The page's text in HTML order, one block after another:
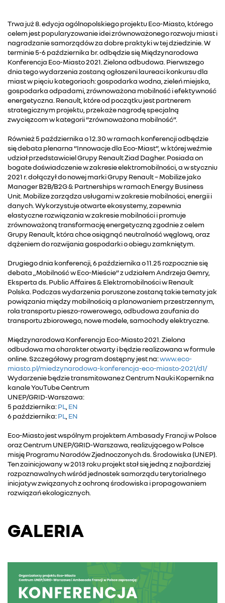
Trwa już 8. edycja ogólnopolskiego projektu Eco-Miasto, którego
celem jest popularyzowanie idei zrównoważonego rozwoju miast i
nagradzanie samorządów za dobre praktyki w tej dziedzinie. W
terminie 5-6 października br. odbędzie się Międzynarodowa
Konferencja Eco-Miasto 2021. Zielona odbudowa. Pierwszego
dnia tego wydarzenia zostaną ogłoszeni laureaci konkursu dla
miast w pięciu kategoriach: gospodarka wodna, zieleń miejska,
gospodarka odpadami, zrównoważona mobilność i efektywność
energetyczna. Renault, które od początku jest partnerem
strategicznym projektu, przekaże nagrodę specjalną
zwycięzcom w kategorii “zrównoważona mobilność”.
Również 5 października o 12.30 w ramach konferencji odbędzie
się debata plenarna “Innowacje dla Eco-Miast”, w której weźmie
udział przedstawiciel Grupy Renault Ziad Dagher. Posiada on
bogate doświadczenie w zakresie elektromobilności, a w styczniu
2021 r. dołączył do nowej marki Grupy Renault – Mobilize jako
Manager B2B/B2G & Partnerships w ramach Energy Business
Unit. Mobilize zarządza usługami w zakresie mobilności, energii i
danych. Wykorzystuje otwarte ekosystemy, zapewnia
elastyczne rozwiązania w zakresie mobilności i promuje
zrównoważoną transformację energetyczną zgodnie z celem
Grupy Renault, która chce osiągnąć neutralność węglową, oraz
dążeniem do rozwijania gospodarki o obiegu zamkniętym.
Drugiego dnia konferencji, 6 października o 11.25 rozpocznie się
debata „Mobilność w Eco-Mieście” z udziałem Andrzeja Gemry,
Eksperta ds. Public Affaires & Elektromobilności w Renault
Polska. Podczas wydarzenia poruszone zostaną takie tematy jak
powiązania między mobilnością a planowaniem przestrzennym,
rola transportu pieszo-rowerowego, odbudowa zaufania do
transportu zbiorowego, nowe modele, samochody elektryczne.
Międzynarodowa Konferencja Eco-Miasto 2021. Zielona
odbudowa ma charakter otwarty i będzie realizowana w formule
online. Szczegółowy program dostępny jest na:www.eco-
miasto.pl/miedzynarodowa-konferencja-eco-miasto-2021/d1/
Wydarzenie będzie transmitowane z Centrum Nauki Kopernik na
kanale YouTube Centrum
UNEP/GRID-Warszawa:
5 października:PL EN
6 października:PL EN
Eco-Miasto jest wspólnym projektem Ambasady Francji w Polsce
oraz Centrum UNEP/GRID-Warszawa, realizującego w Polsce
misję Programu Narodów Zjednoczonych ds. Środowiska (UNEP).
Ten zainicjowany w 2013 roku projekt stał się jedną z najbardziej
rozpoznawalnych wśród jednostek samorządu terytorialnego
inicjatyw związanych z ochroną środowiska i propagowaniem
rozwiązań ekologicznych.
GALERIA